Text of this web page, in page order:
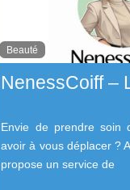
Beauté
NenessCoiff –
Envie de prendre soin
avoir à vous déplacer ?
propose un service de